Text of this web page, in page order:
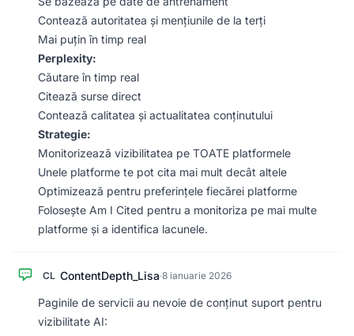
Contează autoritatea și mențiunile de la terți
Mai puțin în timp real
Perplexity:
Căutare în timp real
Citează surse direct
Contează calitatea și actualitatea conținutului
Strategie:
Monitorizează vizibilitatea pe TOATE platformele
Unele platforme te pot cita mai mult decât altele
Optimizează pentru preferințele fiecărei platforme
Folosește Am I Cited pentru a monitoriza pe mai multe
platforme și a identifica lacunele.
CL ContentDepth_Lisa·8 ianuarie 2026
Paginile de servicii au nevoie de conținut suport pentru
vizibilitate AI: